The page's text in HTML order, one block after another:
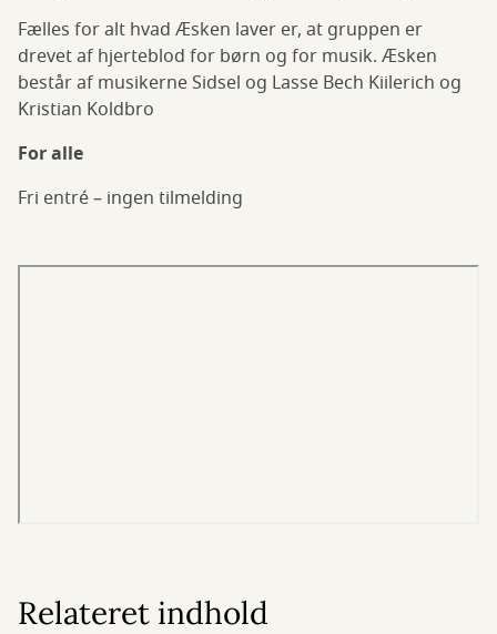
Fælles for alt hvad Æsken laver er, at gruppen er
drevet af hjerteblod for børn og for musik. Æsken
består af musikerne Sidsel og Lasse Bech Kiilerich og
Kristian Koldbro
For alle
Fri entré – ingen tilmelding
Relateret indhold